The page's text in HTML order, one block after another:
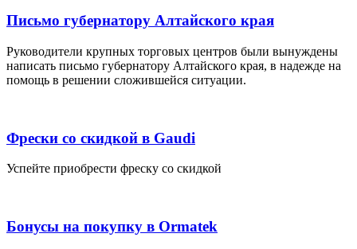
Письмо губернатору Алтайского края
Руководители крупных торговых центров были вынуждены
написать письмо губернатору Алтайского края, в надежде на
помощь в решении сложившейся ситуации.
Фрески со скидкой в Gaudi
Успейте приобрести фреску со скидкой
Бонусы на покупку в Ormatek